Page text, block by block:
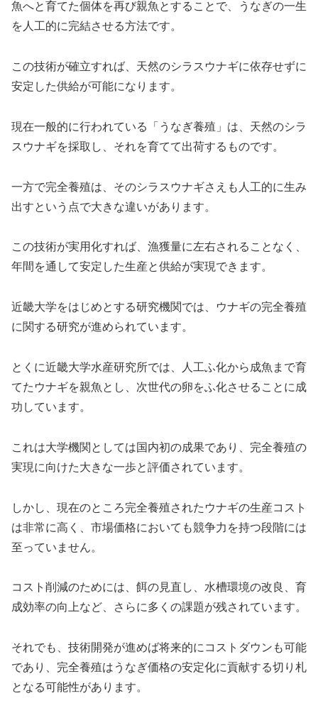
魚へと育てた個体を再び親魚とすることで、うなぎの一生
を人工的に完結させる方法です。
この技術が確立すれば、天然のシラスウナギに依存せずに
安定した供給が可能になります。
現在一般的に行われている「うなぎ養殖」は、天然のシラ
スウナギを採取し、それを育てて出荷するものです。
一方で完全養殖は、そのシラスウナギさえも人工的に生み
出すという点で大きな違いがあります。
この技術が実用化すれば、漁獲量に左右されることなく、
年間を通して安定した生産と供給が実現できます。
近畿大学をはじめとする研究機関では、ウナギの完全養殖
に関する研究が進められています。
とくに近畿大学水産研究所では、人工ふ化から成魚まで育
てたウナギを親魚とし、次世代の卵をふ化させることに成
功しています。
これは大学機関としては国内初の成果であり、完全養殖の
実現に向けた大きな一歩と評価されています。
しかし、現在のところ完全養殖されたウナギの生産コスト
は非常に高く、市場価格においても競争力を持つ段階には
至っていません。
コスト削減のためには、餌の見直し、水槽環境の改良、育
成効率の向上など、さらに多くの課題が残されています。
それでも、技術開発が進めば将来的にコストダウンも可能
であり、完全養殖はうなぎ価格の安定化に貢献する切り札
となる可能性があります。